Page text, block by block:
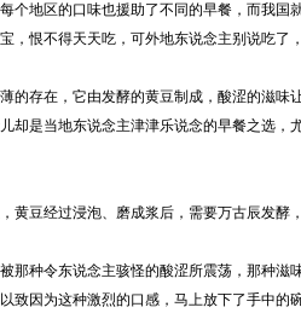
个地区的口味也援助了不同的早餐，而我国
，恨不得天天吃，可外地东说念主别说吃了
的存在，它由发酵的黄豆制成，酸涩的滋味
却是当地东说念主津津乐说念的早餐之选，
黄豆经过浸泡、磨成浆后，需要万古辰发酵
那种令东说念主骇怪的酸涩所震荡，那种滋
致因为这种激烈的口感，马上放下了手中的